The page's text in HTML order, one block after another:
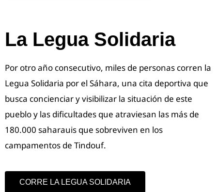
La Legua Solidaria
Por otro año consecutivo, miles de personas corren la
Legua Solidaria por el Sáhara, una cita deportiva que
busca concienciar y visibilizar la situación de este
pueblo y las dificultades que atraviesan las más de
180.000 saharauis que sobreviven en los
campamentos de Tindouf.
CORRE LA LEGUA SOLIDARIA